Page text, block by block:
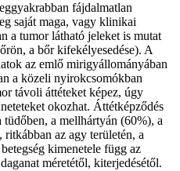
fájdalmatlan
saját maga, vagy klinikai
a tumor látható jeleket is mutat
a bőr kifekélyesedése). A
az emlő mirigyállományában
a közeli nyirokcsomókban
távoli áttéteket képez, úgy
okozhat. Áttétképződés
a mellhártyán (60%), a
az agy területén, a
kimenetele függ az
méretétől, kiterjedésétől.